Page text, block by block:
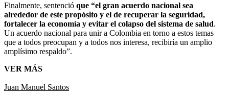
Finalmente, sentenció que “el gran acuerdo nacional sea
alrededor de este propósito y el de recuperar la seguridad,
fortalecer la economía y evitar el colapso del sistema de salud.
Un acuerdo nacional para unir a Colombia en torno a estos temas
que a todos preocupan y a todos nos interesa, recibiría un amplio
amplísimo respaldo”.
VER MÁS
Juan Manuel Santos